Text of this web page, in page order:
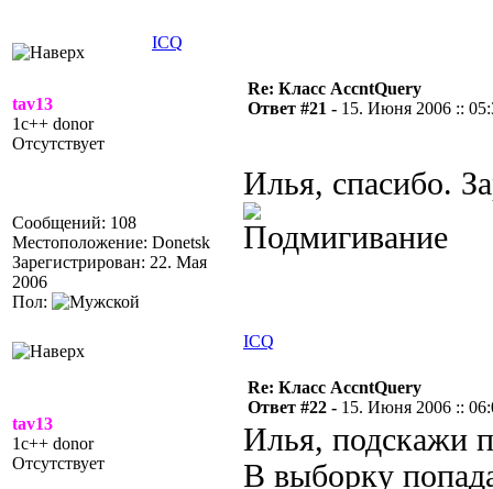
ICQ
tav13
1c++ donor
Отсутствует
Сообщений: 108
Местоположение: Donetsk
Зарегистрирован: 22. Мая
2006
Пол:
Re: Класс AccntQuery
Ответ #21 - 15. Июня 2006 ::
Илья, спасибо.
ICQ
tav13
1c++ donor
Отсутствует
Re: Класс AccntQuery
Ответ #22 - 15. Июня 2006 ::
Илья, подскажи
В выборку